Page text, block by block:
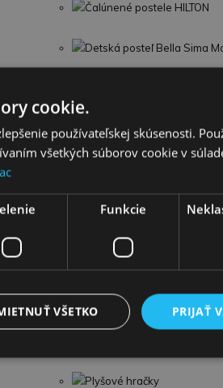
Čalúnené postele HILTON
Detská posteľ Bella Sima
Drevená posteľ
Plyšové hračky
cookie.
používateľskej skúsenosti.
všetkých súborov cookie v
Funkcie
PRIJAŤ
VŠETKO